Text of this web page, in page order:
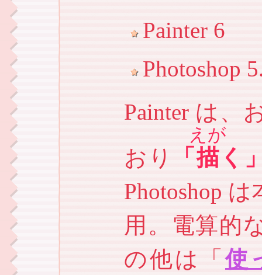
Painter 6
Photoshop
Painter は、
おり
「 描
えが
く
Photoshop
用。電算的
の他は「使